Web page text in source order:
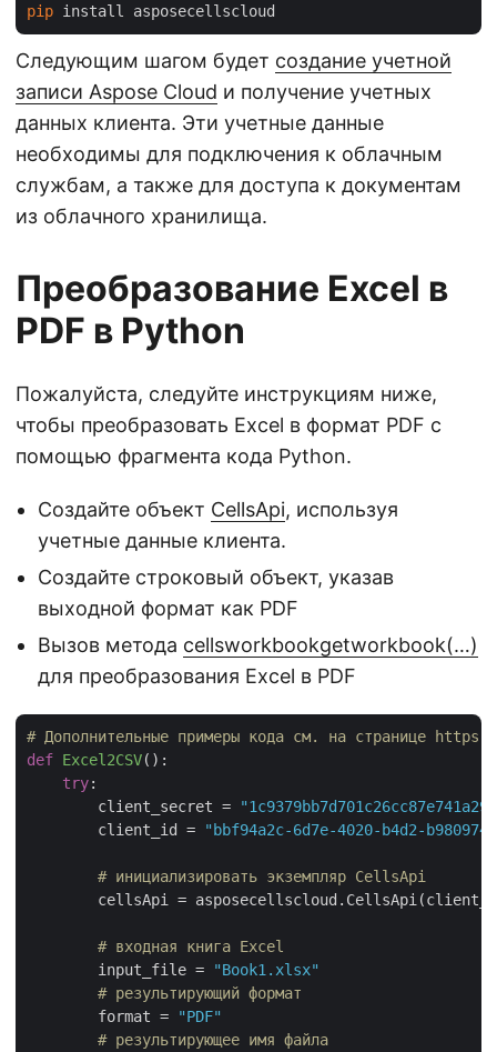
pip
Следующим шагом будет создание учетной
записи Aspose Cloud и получение учетных
данных клиента. Эти учетные данные
необходимы для подключения к облачным
службам, а также для доступа к документам
из облачного хранилища.
Преобразование Excel в
PDF в Python
Пожалуйста, следуйте инструкциям ниже,
чтобы преобразовать Excel в формат PDF с
помощью фрагмента кода Python.
Создайте объект CellsApi, используя
учетные данные клиента.
Создайте строковый объект, указав
выходной формат как PDF
Вызов метода cellsworkbookgetworkbook(…)
для преобразования Excel в PDF
# Дополнительные примеры кода см. на странице
def Excel2CSV():
try:
        client_secret =
        client_id =
"bbf94a2c-6d7e-4020-b4d2-
# инициализировать экземпляр CellsApi
cellsApi =
# входная книга Excel
        input_file =
"Book1.xlsx"
# результирующий формат
        format =
"PDF"
# результирующее имя файла